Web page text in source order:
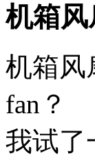
机箱风
机箱风
fan？
我试了